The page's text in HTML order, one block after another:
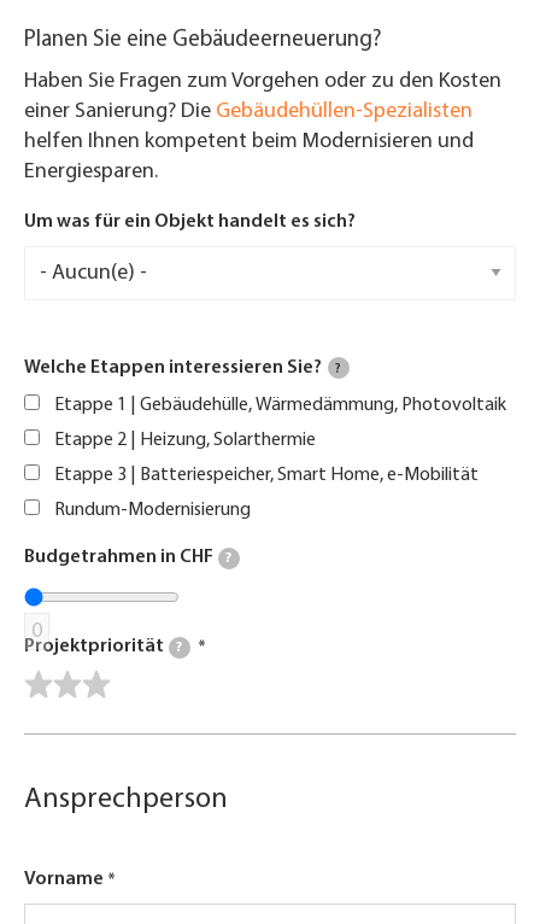
Planen Sie eine Gebäudeerneuerung?
Haben Sie Fragen zum Vorgehen oder zu den Kosten
einer Sanierung? Die Gebäudehüllen-Spezialisten
helfen Ihnen kompetent beim Modernisieren und
Energiesparen.
Um was für ein Objekt handelt es sich?
Welche Etappen interessieren Sie? ?
Etappe 1 | Gebäudehülle, Wärmedämmung, Photovoltaik
Etappe 2 | Heizung, Solarthermie
Etappe 3 | Batteriespeicher, Smart Home, e-Mobilität
Rundum-Modernisierung
Budgetrahmen in CHF ?
0
Projektpriorität ?
Ansprechperson
Vorname